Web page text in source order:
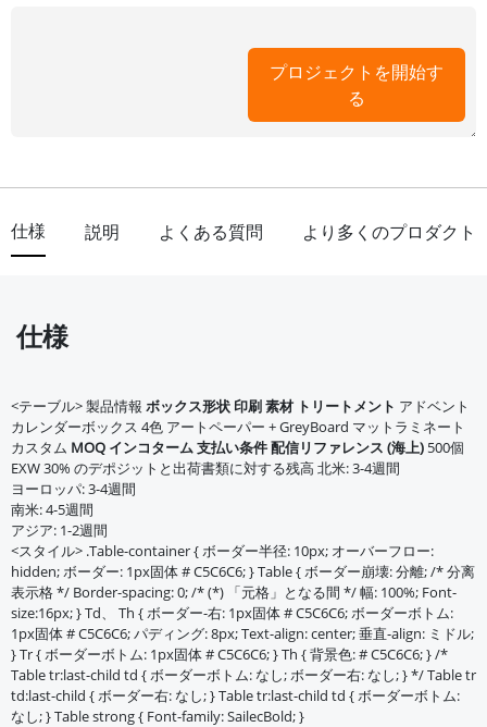
プロジェクトを開始す
る
仕様 説明 よくある質問 より多くのプロダクト
仕様
<テーブル> 製品情報 ボックス形状 印刷素材 トリートメント アドベント
カレンダーボックス 4色 アートペーパー + GreyBoard マットラミネート
カスタム MOQ インコターム支払い条件配信リファレンス (海上) 500個
EXW 30% のデポジットと出荷書類に対する残高 北米: 3-4週間
ヨーロッパ: 3-4週間
南米: 4-5週間
アジア: 1-2週間
<スタイル> .Table-container { ボーダー半径: 10px; オーバーフロー:
hidden; ボーダー: 1px固体 # C5C6C6; } Table { ボーダー崩壊: 分離; /* 分离
表示格 */ Border-spacing: 0; /* (*) 「元格」となる間 */ 幅: 100%; Font-
size:16px; } Td、 Th { ボーダー-右: 1px固体 # C5C6C6; ボーダーボトム:
1px固体 # C5C6C6; パディング: 8px; Text-align: center; 垂直-align: ミドル;
} Tr { ボーダーボトム: 1px固体 # C5C6C6; } Th { 背景色: # C5C6C6; } /*
Table tr:last-child td { ボーダーボトム: なし; ボーダー右: なし; } */ Table tr
td:last-child { ボーダー右: なし; } Table tr:last-child td { ボーダーボトム:
なし; } Table strong { Font-family: SailecBold; }